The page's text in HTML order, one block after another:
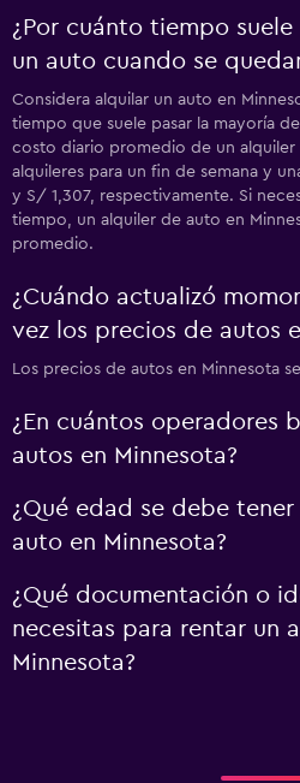
¿Por cuánto tiempo
un auto cuando se
Considera alquilar un auto en
tiempo que suele pasar la mayoría
costo diario promedio de un alquiler
alquileres para un fin de semana y
y S/ 1,307, respectivamente. Si
tiempo, un alquiler de auto en
promedio.
¿Cuándo actualizó
vez los precios de autos
Los precios de autos en Minnesota
¿En cuántos operadores
autos en Minnesota?
¿Qué edad se debe
auto en Minnesota?
¿Qué documentación o
necesitas para rentar un
Minnesota?